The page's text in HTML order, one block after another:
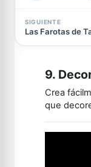
SIGUIENTE
Las Farotas de
9.
Crea
que